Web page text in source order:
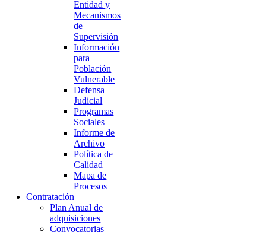
Entidad y
Mecanismos
de
Supervisión
Información
para
Población
Vulnerable
Defensa
Judicial
Programas
Sociales
Informe de
Archivo
Política de
Calidad
Mapa de
Procesos
Contratación
Plan Anual de
adquisiciones
Convocatorias